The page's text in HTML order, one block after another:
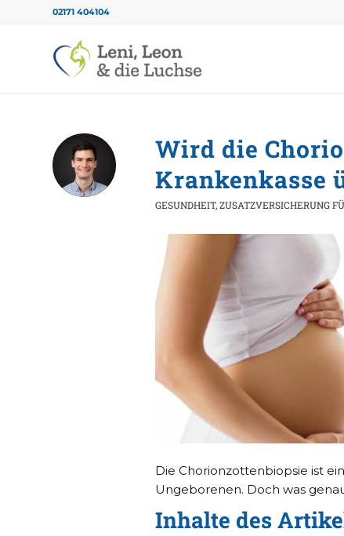
02171 404104
Wird die
Krankenkasse
GESUNDHEIT,ZUSATZVERSICHERUNG
Die Chorionzottenbiopsie ist
Ungeborenen. Doch was
Inhalte des